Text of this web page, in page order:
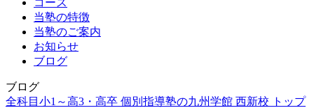
当塾の特徴
当塾のご案内
お知らせ
ブログ
ブログ
全科目小1～高3・高卒 個別指導塾の九州学館 西新校 トップ